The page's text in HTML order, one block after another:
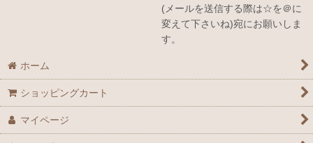
(メールを送信する際は☆を＠に
変えて下さいね)宛にお願いしま
す。
ホーム
ショッピングカート
マイページ